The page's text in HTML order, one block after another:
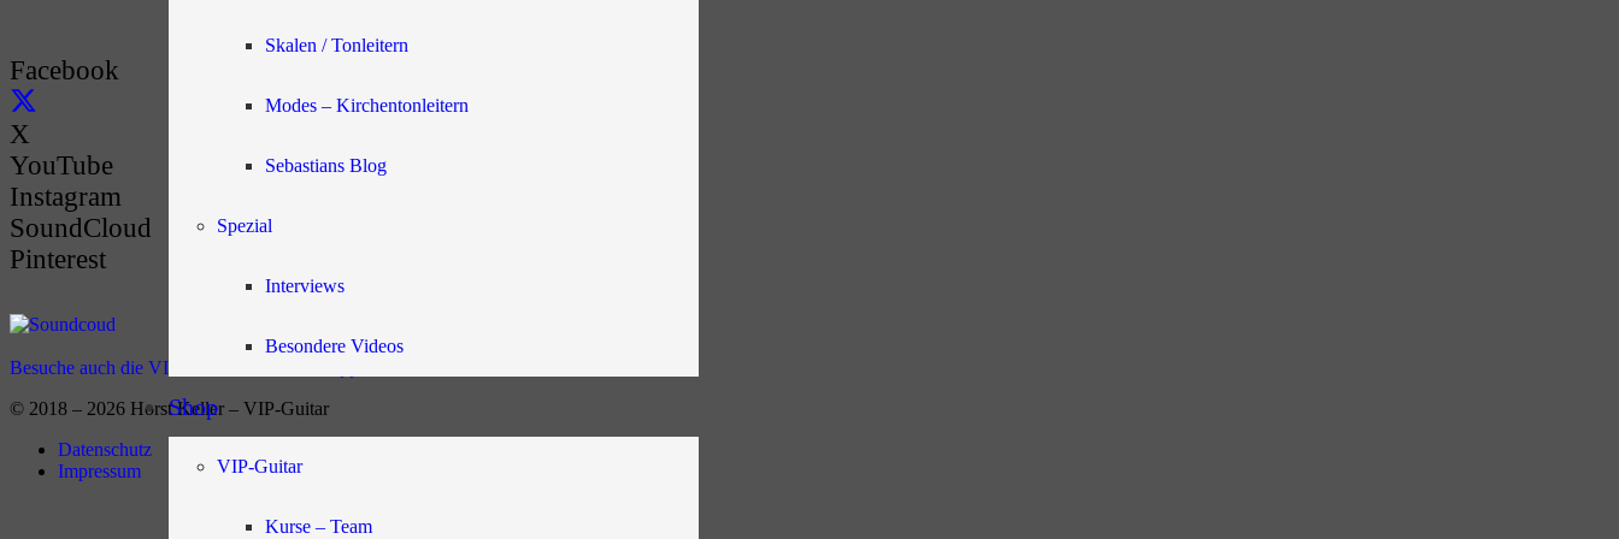
Skalen / Tonleitern
Modes – Kirchentonleitern
Sebastians Blog
Spezial
Interviews
Besondere Videos
Shop
VIP-Guitar
Kurse – Team
Facebook
X
YouTube
Instagram
SoundCloud
Pinterest
Besuche auch die VIP-Guitar-Students Gruppe
© 2018 – 2026 Horst Keller – VIP-Guitar
Datenschutz
Impressum